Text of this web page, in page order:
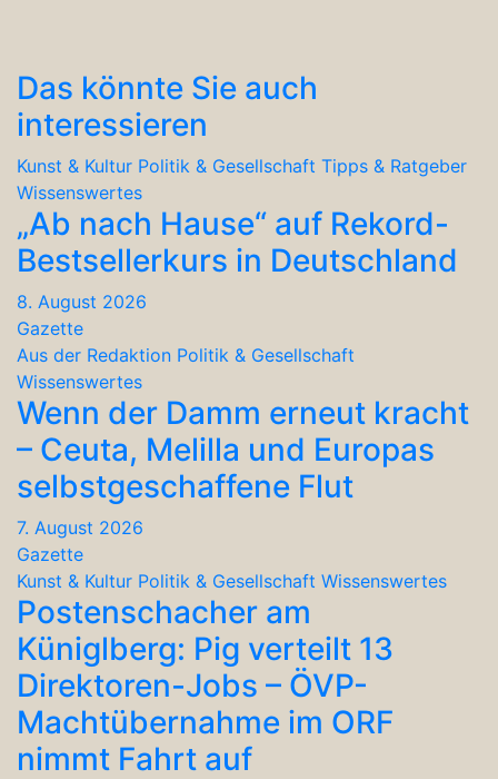
Das könnte Sie auch
interessieren
Kunst & Kultur Politik & Gesellschaft Tipps & Ratgeber
Wissenswertes
„Ab nach Hause“ auf Rekord-
Bestsellerkurs in Deutschland
8. August 2026
Gazette
Aus der Redaktion Politik & Gesellschaft
Wissenswertes
Wenn der Damm erneut kracht
– Ceuta, Melilla und Europas
selbstgeschaffene Flut
7. August 2026
Gazette
Kunst & Kultur Politik & Gesellschaft Wissenswertes
Postenschacher am
Küniglberg: Pig verteilt 13
Direktoren-Jobs – ÖVP-
Machtübernahme im ORF
nimmt Fahrt auf